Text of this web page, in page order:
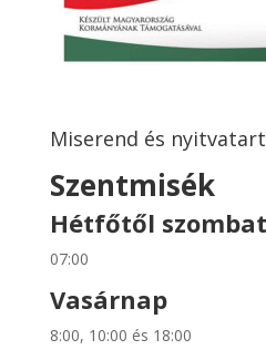
Miserend és
Szentmisék
Hétfőtől
07:00
Vasárnap
8:00, 10:00 és 18:00